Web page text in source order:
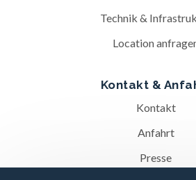
Technik &
Location
Kontakt &
Kontakt
Anfahrt
Presse